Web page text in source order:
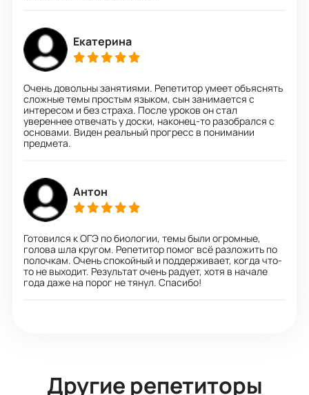
Екатерина
Очень довольны занятиями. Репетитор умеет объяснять
сложные темы простым языком, сын занимается с
интересом и без страха. После уроков он стал
увереннее отвечать у доски, наконец-то разобрался с
основами. Виден реальный прогресс в понимании
предмета.
Антон
Готовился к ОГЭ по биологии, темы были огромные,
голова шла кругом. Репетитор помог всё разложить по
полочкам. Очень спокойный и поддерживает, когда что-
то не выходит. Результат очень радует, хотя в начале
года даже на порог не тянул. Спасибо!
Другие репетиторы